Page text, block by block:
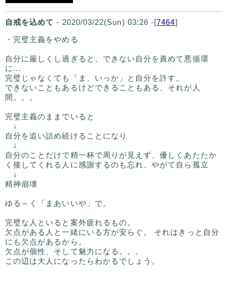
自戒を込めて - 2020/03/22(Sun) 03:26 -[7464]
・完璧主義をやめる
自分に厳しくし過ぎると、できない自分を責めて悪循環
に...
完璧じゃなくても「ま、いっか」と自分を許す。
できないこともあるけどできることもある、それが人
間。。。
完璧主義のままでいると
↓
自分を追い詰め続けることになり
↓
自分のことだけで精一杯で周りが見えず、優しくあたたか
く接してくれる人に感謝するのも忘れ、やがて自ら孤立
↓
精神崩壊
ゆる～く「まあいいや」で。
完璧な人といると案外疲れるもの。
欠点がある人と一緒にいる方が安らぐ。 それはきっと自分
にも欠点があるから。
欠点が個性、そして魅力になる。。。
この辺は大人になったらわかるでしょう。